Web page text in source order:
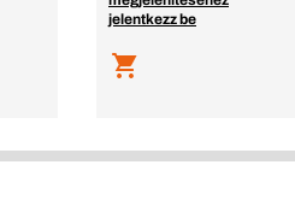
jelentkezz be